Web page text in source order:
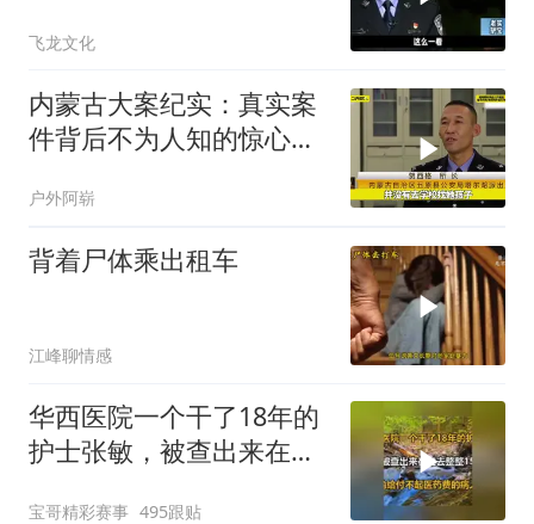
飞龙文化
内蒙古大案纪实：真实案
件背后不为人知的惊心真
户外阿崭
背着尸体乘出租车
江峰聊情感
华西医院一个干了18年的
护士张敏，被查出来在过
宝哥精彩赛事 495跟贴